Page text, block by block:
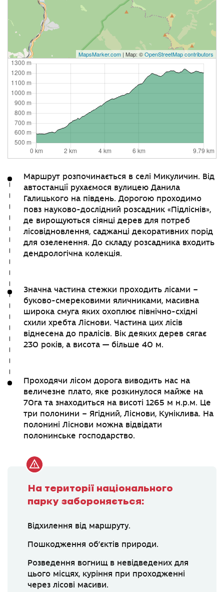
MapsMarker.com | Map: ©OpenStreetMap contributors
Маршрут розпочинається в селі Микуличин. Від
автостанції рухаємося вулицею Данила
Галицького на південь. Дорогою проходимо
повз науково-дослідний розсадник «Підліснів»,
де вирощуються сіянці дерев для потреб
лісовідновлення, саджанці декоративних порід
для озеленення. До складу розсадника входить
дендрологічна колекція.
Значна частина стежки проходить лісами –
буково-смерековими яличниками, масивна
широка смуга яких охоплює північно-східні
схили хребта Ліснови. Частина цих лісів
віднесена до пралісів. Вік деяких дерев сягає
230 років, а висота — більше 40 м.
Проходячи лісом дорога виводить нас на
величезне плато, яке розкинулося майже на
70га та знаходиться на висоті 1265 м н.р.м. Це
три полонини – Ягідний, Ліснови, Куніклива. На
полонині Ліснови можна відвідати
полонинське господарство.
На території національного
парку забороняється:
Відхилення від маршруту.
Пошкодження об’єктів природи.
Розведення вогнищ в невідведених для
цього місцях, куріння при проходженні
через лісові масиви.